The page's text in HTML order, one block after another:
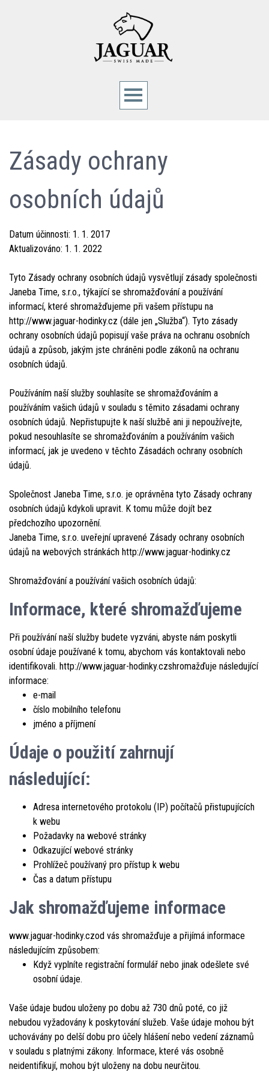
Zásady ochrany
osobních údajů
Datum účinnosti: 1. 1. 2017
Aktualizováno: 1. 1. 2022
Tyto Zásady ochrany osobních údajů vysvětlují zásady společnosti
Janeba Time, s.r.o., týkající se shromažďování a používání
informací, které shromažďujeme při vašem přístupu na
http://www.jaguar-hodinky.cz (dále jen „Služba“). Tyto zásady
ochrany osobních údajů popisují vaše práva na ochranu osobních
údajů a způsob, jakým jste chráněni podle zákonů na ochranu
osobních údajů.
Používáním naší služby souhlasíte se shromažďováním a
používáním vašich údajů v souladu s těmito zásadami ochrany
osobních údajů. Nepřistupujte k naší službě ani ji nepoužívejte,
pokud nesouhlasíte se shromažďováním a používáním vašich
informací, jak je uvedeno v těchto Zásadách ochrany osobních
údajů.
Společnost Janeba Time, s.r.o. je oprávněna tyto Zásady ochrany
osobních údajů kdykoli upravit. K tomu může dojít bez
předchozího upozornění.
Janeba Time, s.r.o. uveřejní upravené Zásady ochrany osobních
údajů na webových stránkách http://www.jaguar-hodinky.cz
Shromažďování a používání vašich osobních údajů:
Informace, které shromažďujeme
Při používání naší služby budete vyzváni, abyste nám poskytli
osobní údaje používané k tomu, abychom vás kontaktovali nebo
identifikovali. http://www.jaguar-hodinky.czshromažďuje následující
informace:
e-mail
číslo mobilního telefonu
jméno a příjmení
Údaje o použití zahrnují
následující:
Adresa internetového protokolu (IP) počítačů přistupujících
k webu
Požadavky na webové stránky
Odkazující webové stránky
Prohlížeč používaný pro přístup k webu
Čas a datum přístupu
Jak shromažďujeme informace
www.jaguar-hodinky.czod vás shromažďuje a přijímá informace
následujícím způsobem:
Když vyplníte registrační formulář nebo jinak odešlete své
osobní údaje.
Vaše údaje budou uloženy po dobu až 730 dnů poté, co již
nebudou vyžadovány k poskytování služeb. Vaše údaje mohou být
uchovávány po delší dobu pro účely hlášení nebo vedení záznamů
v souladu s platnými zákony. Informace, které vás osobně
neidentifikují, mohou být uloženy na dobu neurčitou.